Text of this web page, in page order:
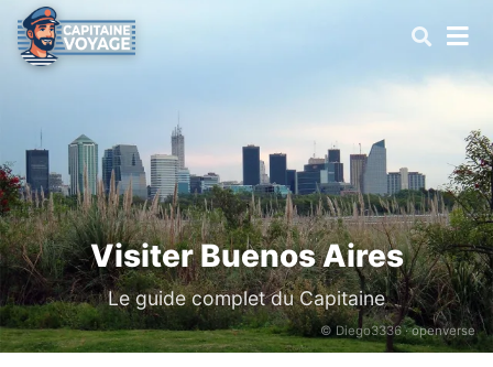
Visiter Buenos Aires
Le guide complet du Capitaine
© Diego3336 ·openverse